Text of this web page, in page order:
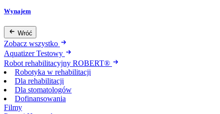
Wynajem
Wróć
Zobacz wszystko
Aquatizer Testowy
Robot rehabilitacyjny ROBERT®
Robotyka w rehabilitacji
Dla rehabilitacji
Dla stomatologów
Dofinansowania
Filmy